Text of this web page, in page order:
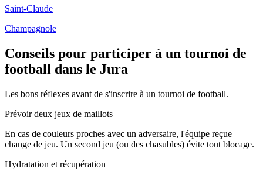
Saint-Claude
Champagnole
Conseils pour participer à un tournoi de
football dans le Jura
Les bons réflexes avant de s'inscrire à un tournoi de football.
Prévoir deux jeux de maillots
En cas de couleurs proches avec un adversaire, l'équipe reçue
change de jeu. Un second jeu (ou des chasubles) évite tout blocage.
Hydratation et récupération